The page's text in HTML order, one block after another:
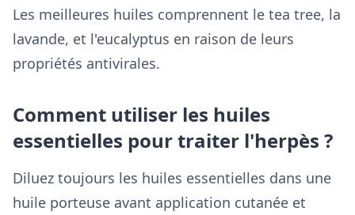
Les meilleures huiles comprennent le tea tree, la
lavande, et l'eucalyptus en raison de leurs
propriétés antivirales.
Comment utiliser les huiles
essentielles pour traiter l'herpès ?
Diluez toujours les huiles essentielles dans une
huile porteuse avant application cutanée et